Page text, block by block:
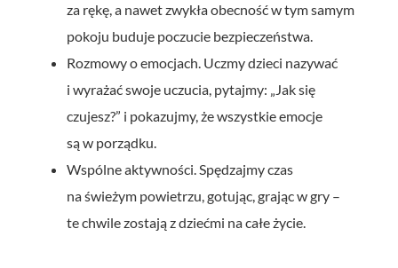
za rękę, a nawet zwykła obecność w tym samym
pokoju buduje poczucie bezpieczeństwa.
Rozmowy o emocjach. Uczmy dzieci nazywać
i wyrażać swoje uczucia, pytajmy: „Jak się
czujesz?” i pokazujmy, że wszystkie emocje
są w porządku.
Wspólne aktywności. Spędzajmy czas
na świeżym powietrzu, gotując, grając w gry –
te chwile zostają z dziećmi na całe życie.